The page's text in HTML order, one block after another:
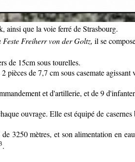
ainsi que la voie ferré de Strasbourg.
Feste Freiherr von der Goltz, il se
de 15cm sous tourelles.
de 7,7 cm sous casemate
et d'artillerie, et de 9
ouvrage. Elle est équipé de
3250 mètres, et son alimentation en
.